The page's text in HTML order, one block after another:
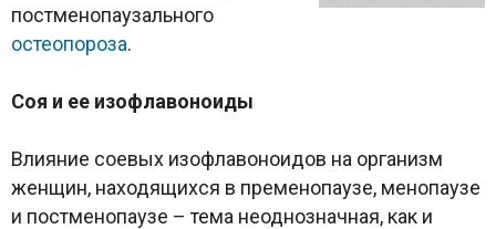
постменопаузального
остеопороза.
Соя и ее изофлавоноиды
Влияние соевых изофлавоноидов на организм
женщин, находящихся в пременопаузе, менопаузе
и постменопаузе – тема неоднозначная, как и